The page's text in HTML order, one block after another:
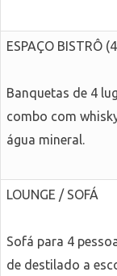
ESPAÇO BISTRÔ
Banquetas de 4
combo com
água mineral.
LOUNGE / SOFÁ
Sofá para 4
de destilado a